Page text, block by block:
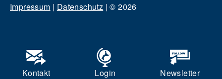
Impressum | Datenschutz |© 2026
Kontakt Login Newsletter